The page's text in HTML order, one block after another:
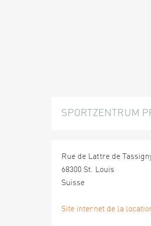
SPORTZENTRUM
Rue de Lattre de
68300 St. Louis
Suisse
Site internet de la